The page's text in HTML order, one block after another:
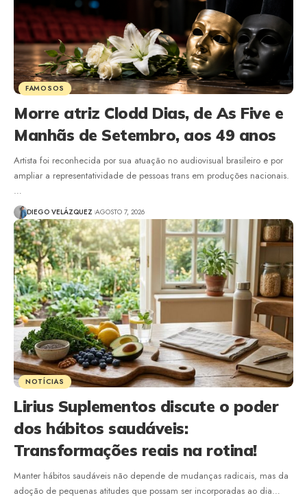
FAMOSOS
Morre atriz Clodd Dias, de As Five e
Manhãs de Setembro, aos 49 anos
Artista foi reconhecida por sua atuação no audiovisual brasileiro e por
ampliar a representatividade de pessoas trans em produções nacionais.
…
DIEGO VELÁZQUEZ AGOSTO 7, 2026
NOTÍCIAS
Lirius Suplementos discute o poder
dos hábitos saudáveis:
Transformações reais na rotina!
Manter hábitos saudáveis não depende de mudanças radicais, mas da
adoção de pequenas atitudes que possam ser incorporadas ao dia…